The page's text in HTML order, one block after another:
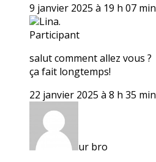
9 janvier 2025 à 19 h 07 min
Lina.
Participant
salut comment allez vous ?
ça fait longtemps!
22 janvier 2025 à 8 h 35 min
ur bro